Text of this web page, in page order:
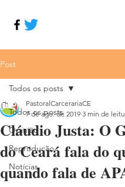
Post
Todos os posts
Opinião
Reprodução
Notícias
Todos os posts
Cláudio Justa: O
do Ceará fala do
quando fala de
PastoralCarcerariaCE
7 de ago. de 2019 3 min de